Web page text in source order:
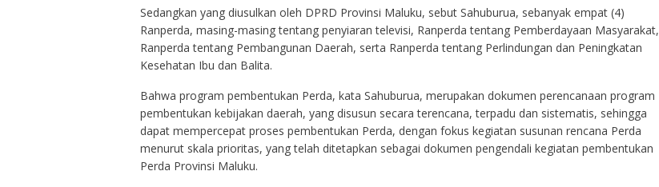
Sedangkan yang diusulkan oleh DPRD Provinsi Maluku, sebut Sahuburua, sebanyak empat (4)
Ranperda, masing-masing tentang penyiaran televisi, Ranperda tentang Pemberdayaan Masyarakat,
Ranperda tentang Pembangunan Daerah, serta Ranperda tentang Perlindungan dan Peningkatan
Kesehatan Ibu dan Balita.
Bahwa program pembentukan Perda, kata Sahuburua, merupakan dokumen perencanaan program
pembentukan kebijakan daerah, yang disusun secara terencana, terpadu dan sistematis, sehingga
dapat mempercepat proses pembentukan Perda, dengan fokus kegiatan susunan rencana Perda
menurut skala prioritas, yang telah ditetapkan sebagai dokumen pengendali kegiatan pembentukan
Perda Provinsi Maluku.